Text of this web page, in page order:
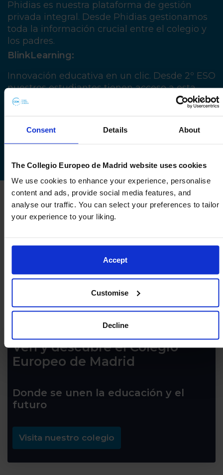
Consent Details About
The Collegio Europeo de Madrid website uses cookies
We use cookies to enhance your experience, personalise
content and ads, provide social media features, and
analyse our traffic. You can select your preferences to tailor
your experience to your liking.
Accept
Customise
Decline
Phidias es nuestra plataforma de gestión
privada integral. Desde Phidias gestionamos
toda la información crucial entre el colegio y
los padres.
BlinkLearning:
Innovación educativa en un clic. Desde 2º ESO
nuestros estudiantes tienen acceso a esta
plataforma líder que ofrece recursos
dinámicos y herramientas interactivas para
colaborativo. La clave para el éxito académico
en la era digital.
Ven y descubre el Colegio
Europeo de Madrid
Donde se unen la educación y el
futuro
Visita nuestro colegio